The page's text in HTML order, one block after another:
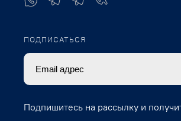
ПОДПИСАТЬСЯ
Подпишитесь на рассылку и